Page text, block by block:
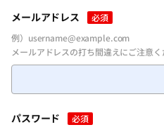
パスワード
メールアドレス
必須
例）username@example.com
メールアドレスの打ち間違えにご注意く
パスワード
必須